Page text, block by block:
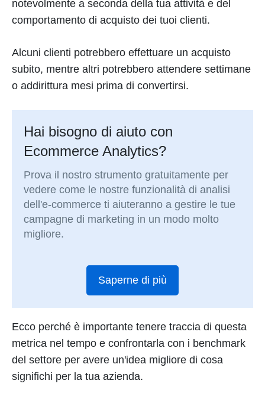
notevolmente a seconda della tua attività e del
comportamento di acquisto dei tuoi clienti.
Alcuni clienti potrebbero effettuare un acquisto
subito, mentre altri potrebbero attendere settimane
o addirittura mesi prima di convertirsi.
Hai bisogno di aiuto con
Ecommerce Analytics?
Prova il nostro strumento gratuitamente per
vedere come le nostre funzionalità di analisi
dell'e-commerce ti aiuteranno a gestire le tue
campagne di marketing in un modo molto
migliore.
Saperne di più
Ecco perché è importante tenere traccia di questa
metrica nel tempo e confrontarla con i benchmark
del settore per avere un'idea migliore di cosa
significhi per la tua azienda.